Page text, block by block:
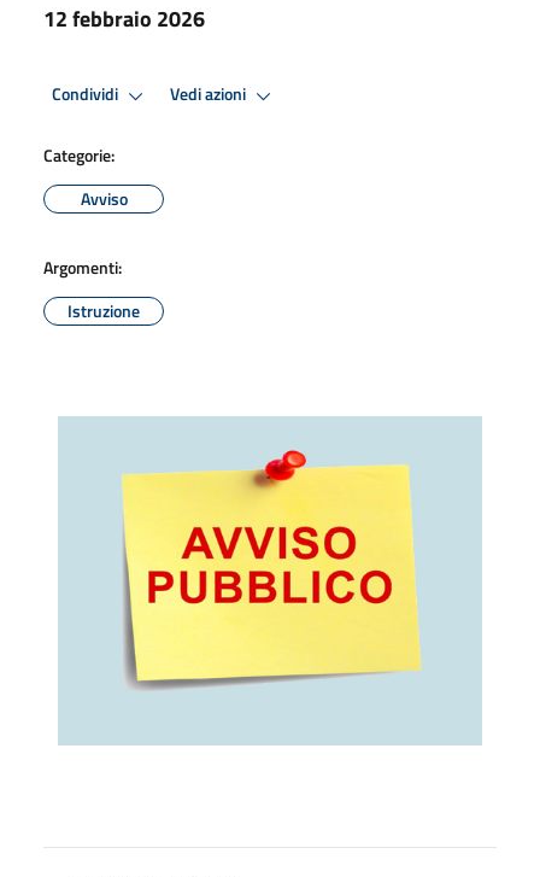
12 febbraio 2026
Condividi Vedi azioni
Categorie:
Avviso
Argomenti:
Istruzione